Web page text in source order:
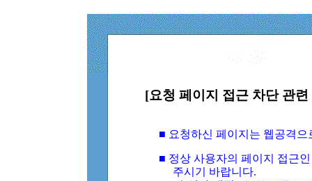
[요청 페이지 접근 차단 관
■ 요청하신 페이지는 웹공격
■ 정상 사용자의 페이지 접근
주시기 바랍니다.